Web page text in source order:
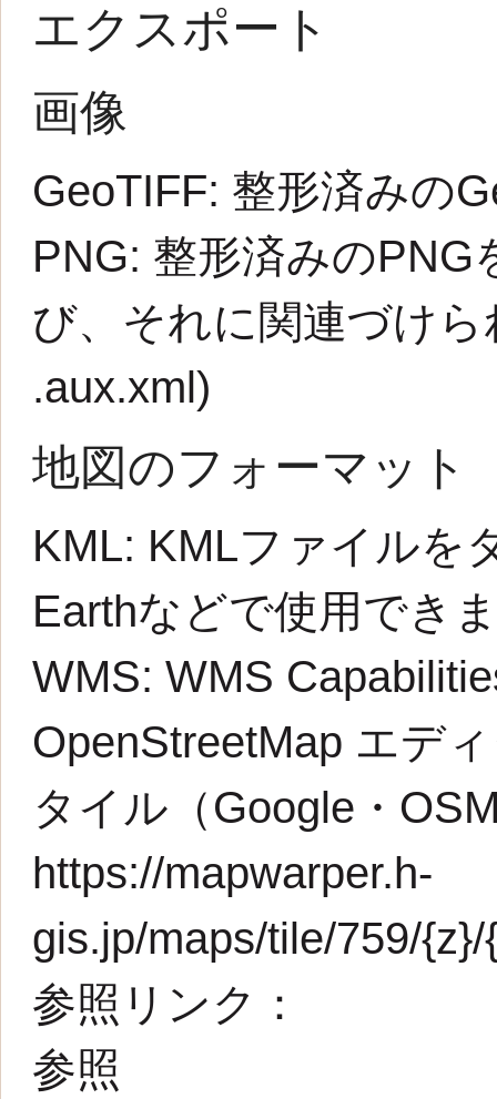
エクスポート
画像
GeoTIFF: 整形済みの
PNG: 整形済みのPNG
び、それに関連づけ
.aux.xml)
地図のフォーマット
KML: KMLファイルを
Earthなどで使用でき
WMS:WMS
OpenStreetMap エデ
タイル（Google・
https://mapwarper.h-
gis.jp/maps/tile/759/
参照リンク：
参照